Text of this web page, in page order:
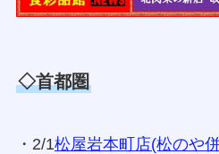
◇首都圏
・2/1松屋岩本町店(松のや